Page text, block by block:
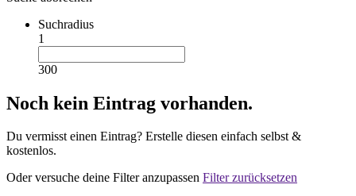
Suchradius
1
300
Noch kein Eintrag vorhanden.
Du vermisst einen Eintrag? Erstelle diesen einfach selbst &
kostenlos.
Oder versuche deine Filter anzupassen Filter zurücksetzen